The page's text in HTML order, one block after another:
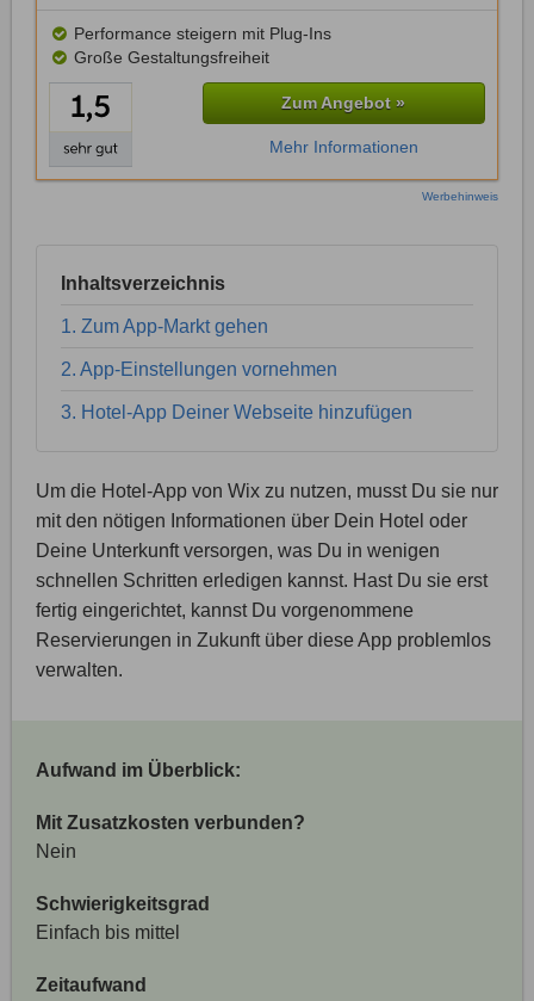
Performance steigern mit Plug-Ins
Große Gestaltungsfreiheit
Zum Angebot »
Mehr Informationen
Werbehinweis
Inhaltsverzeichnis
1. Zum App-Markt gehen
2. App-Einstellungen vornehmen
3. Hotel-App Deiner Webseite hinzufügen
Um die Hotel-App von Wix zu nutzen, musst Du sie nur
mit den nötigen Informationen über Dein Hotel oder
Deine Unterkunft versorgen, was Du in wenigen
schnellen Schritten erledigen kannst. Hast Du sie erst
fertig eingerichtet, kannst Du vorgenommene
Reservierungen in Zukunft über diese App problemlos
verwalten.
Aufwand im Überblick:
Mit Zusatzkosten verbunden?
Nein
Schwierigkeitsgrad
Einfach bis mittel
Zeitaufwand